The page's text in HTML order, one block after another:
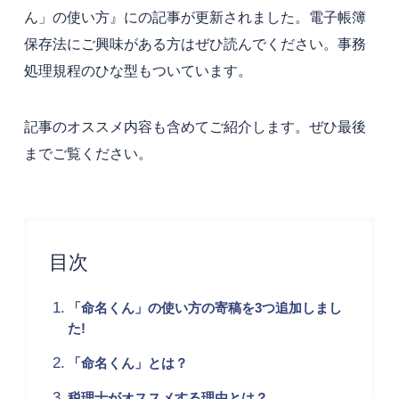
ん」の使い方』にの記事が更新されました。電子帳簿
保存法にご興味がある方はぜひ読んでください。事務
処理規程のひな型もついています。
記事のオススメ内容も含めてご紹介します。ぜひ最後
までご覧ください。
目次
「命名くん」の使い方の寄稿を3つ追加しまし
た!
「命名くん」とは？